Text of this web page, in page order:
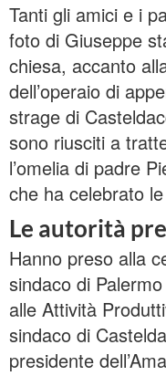
Tanti gli amici e i
foto di Giuseppe
chiesa, accanto
dell’operaio di
strage di
sono riusciti a
l’omelia di padre
che ha celebrato
Le autorità
Hanno preso alla
sindaco di
alle Attività
sindaco di
presidente